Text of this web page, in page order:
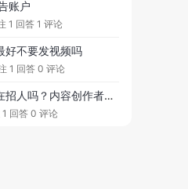
账户
1 回答 1 评论
好不要发视频吗
1 回答 0 评论
UAE网红真的在招人吗？内容创作者成新雇主，这薪资到底是多少？
1 回答 0 评论